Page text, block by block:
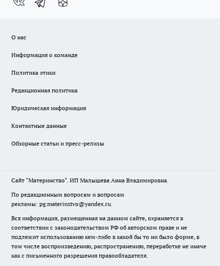
О нас
Информация о команде
Политика этики
Редакционная политика
Юридическая информация
Контактные данные
Обзорные статьи и пресс-релизы
Сайт "Материнство". ИП Малышева Анна Владимировна.
По редакционным вопросам и вопросам
рекламы: pg.materinstvo@yandex.ru.
Вся информация, размещенная на данном сайте, охраняется в
соответствии с законодательством РФ об авторском праве и не
подлежит использованию кем-либо в какой бы то ни было форме, в
том числе воспроизведению, распространению, переработке не иначе
как с письменного разрешения правообладателя.